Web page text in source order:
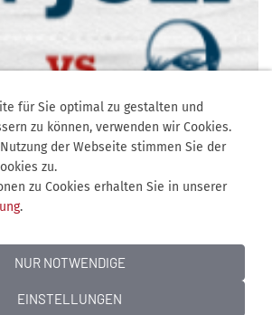
Mediadaten Über uns
für Sie optimal zu gestalten und
zu können, verwenden wir Cookies.
der Webseite stimmen Sie der
zu.
zu Cookies erhalten Sie in unserer
.
NUR NOTWENDIGE
EINSTELLUNGEN